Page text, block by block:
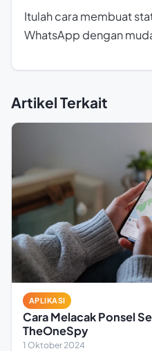
Itulah cara membuat
WhatsApp dengan
Artikel Terkait
APLIKASI
Cara Melacak Ponsel
TheOneSpy
1 Oktober 2024